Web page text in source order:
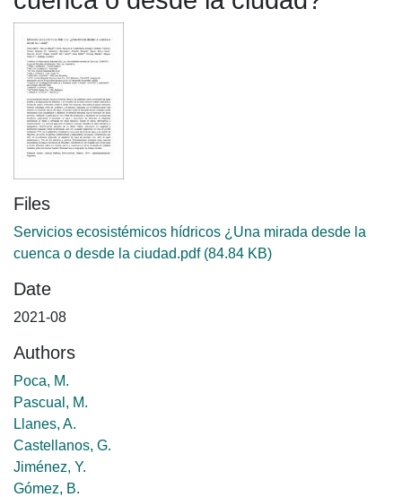
Files
Servicios ecosistémicos hídricos ¿Una mirada desde la
cuenca o desde la ciudad.pdf(84.84 KB)
Date
2021-08
Authors
Poca, M.
Pascual, M.
Llanes, A.
Castellanos, G.
Jiménez, Y.
Gómez, B.